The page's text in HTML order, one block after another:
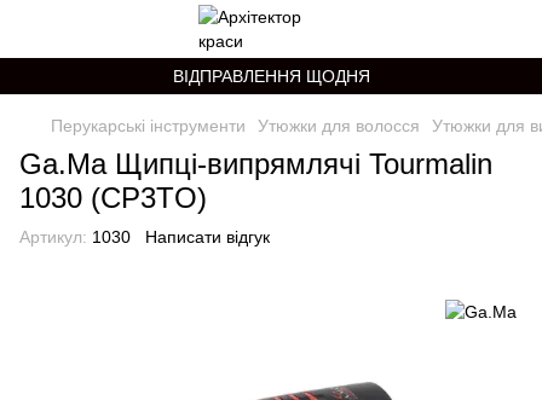
ВІДПРАВЛЕННЯ ЩОДНЯ
Перукарські інструменти Утюжки для волосся Утюжки для
Ga.Ma Щипці-випрямлячі Tourmalin
1030 (CP3TO)
Артикул: 1030 Написати відгук